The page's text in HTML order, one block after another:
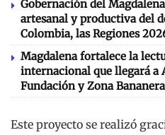
Gobernación del
artesanal y productiva del
Colombia, las Regiones
Magdalena fortalece la
internacional que llegará a
Fundación y Zona Bananera
Este proyecto se realizó